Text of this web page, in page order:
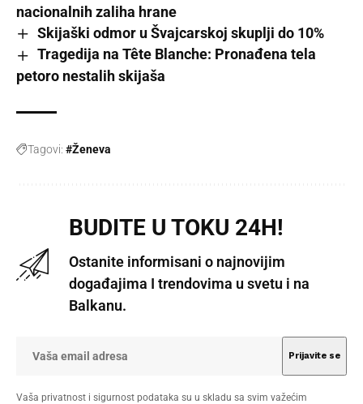
nacionalnih zaliha hrane
Skijaški odmor u Švajcarskoj skuplji do 10%
Tragedija na Tête Blanche: Pronađena tela
petoro nestalih skijaša
Tagovi: #Ženeva
BUDITE U TOKU 24H!
Ostanite informisani o najnovijim
događajima I trendovima u svetu i na
Balkanu.
Vaša privatnost i sigurnost podataka su u skladu sa svim važećim